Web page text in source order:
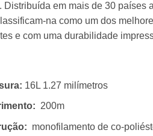
Distribuída em mais de 30 países
na como um dos
e com uma durabilidade
16L 1.27 milímetros
200m
monofilamento de co-